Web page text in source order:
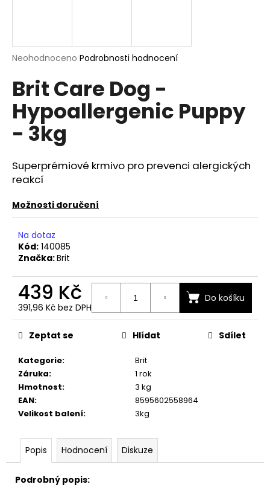
Průměrné
produktu
je
0,0
hvězdiček.
Neohodnoceno Podrobnosti hodnocení
Brit Care Dog -
Hypoallergenic Puppy
- 3kg
Superprémiové krmivo pro prevenci alergických
reakcí
Možnosti doručení
Na dotaz
Kód: 140085
Značka:Brit
439 Kč
391,96 Kč bez DPH
Měrná
cena:
Do košíku
Kategorie:
Brit
Záruka:
1 rok
Hmotnost:
3 kg
EAN:
8595602558964
Velikost balení: 3kg
Zeptat se Hlídat Sdílet
Popis Hodnocení Diskuze
Podrobný popis:
í
t
?
o
p
o
u
č
e
m
e